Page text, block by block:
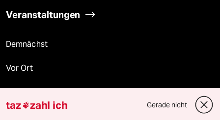
Veranstaltungen
Demnächst
Vor Ort
taz zahl ich Gerade nicht